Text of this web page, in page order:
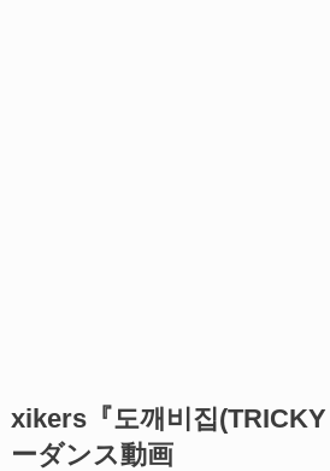
xikers『도깨비집
ーダンス動画